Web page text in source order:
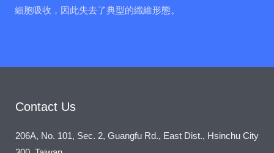
細胞吸收，因此失去了典型的纖維形態。
Contact Us
206A, No. 101, Sec. 2, Guangfu Rd., East Dist., Hsinchu City